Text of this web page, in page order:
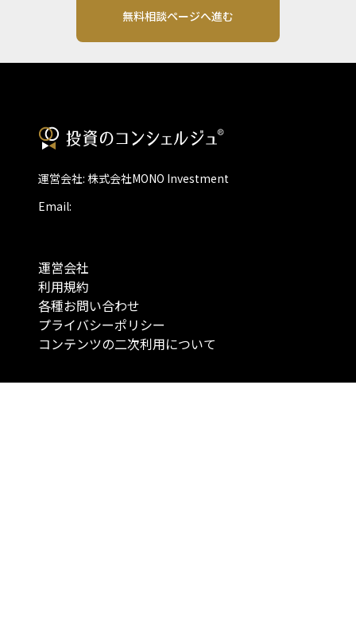
無料相談ページへ進む
運営会社: 株式会社MONO Investment
Email:
運営会社
利用規約
各種お問い合わせ
プライバシーポリシー
コンテンツの二次利用について